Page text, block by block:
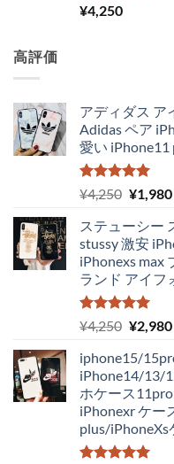
5段階中
5.00
¥4,250
高評価
アディダス ア
Adidas ペア
愛い iPhone11
5段階中
5.00
の評価
¥4,250 元
価
格
は
¥4,250
で
し
¥1,980
ステューシー
stussy 激安
iPhonexs max
ランド アイフ
5段階中
5.00
の評価
¥4,250 元
価
格
は
¥4,250
で
し
¥2,980
iphone15/
iPhone14/13/
ホケース
iPhonexr ケー
plus/iPhoneXs